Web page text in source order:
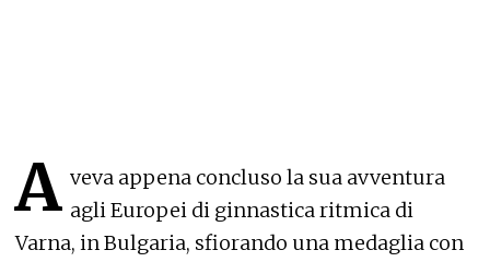
A veva appena concluso la sua avventura
agli Europei di ginnastica ritmica di
Varna, in Bulgaria, sfiorando una medaglia con